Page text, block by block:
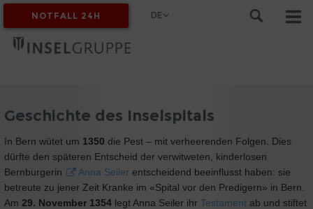
MYINSEL
NOTFALL 24H DE
Geschichte des Inselspitals
In Bern wütet um 1350 die Pest – mit verheerenden Folgen. Dies
dürfte den späteren Entscheid der verwitweten, kinderlosen
Bernburgerin
Anna Seiler entscheidend beeinflusst haben: sie
betreute zu jener Zeit Kranke im «Spital vor den Predigern» in Bern.
Am 29. November 1354 legt Anna Seiler ihr Testament ab und stiftet